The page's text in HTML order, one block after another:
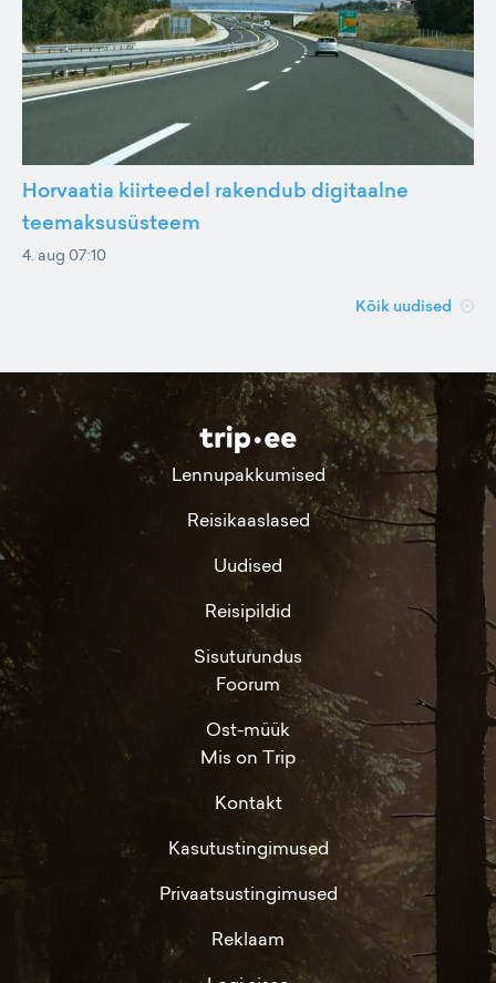
Horvaatia kiirteedel rakendub digitaalne
teemaksusüsteem
4. aug 07:10
Kõik uudised
Lennupakkumised
Reisikaaslased
Uudised
Reisipildid
Sisuturundus
Foorum
Ost-müük
Mis on Trip
Kontakt
Kasutustingimused
Privaatsustingimused
Reklaam